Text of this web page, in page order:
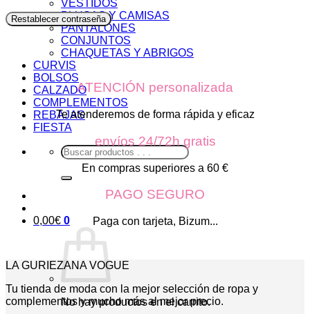
VESTIDOS
BLUSAS Y CAMISAS
PANTALONES
CONJUNTOS
CHAQUETAS Y ABRIGOS
CURVIS
BOLSOS
CALZADO
COMPLEMENTOS
REBAJAS
FIESTA
Buscar
por:
0,00€ 0
No hay productos en el carrito.
Restablecer contraseña
ATENCIÓN personalizada
Te atenderemos de forma rápida y eficaz
envíos 24/72h gratis
En compras superiores a 60 €
PAGO SEGURO
Paga con tarjeta, Bizum...
LA GURIEZANA VOGUE
Tu tienda de moda con la mejor selección de ropa y
complementos y mucho más al mejor precio.